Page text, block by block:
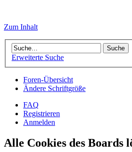
Zum Inhalt
Erweiterte Suche
Foren-Übersicht
Ändere Schriftgröße
FAQ
Registrieren
Anmelden
Alle Cookies des Boards